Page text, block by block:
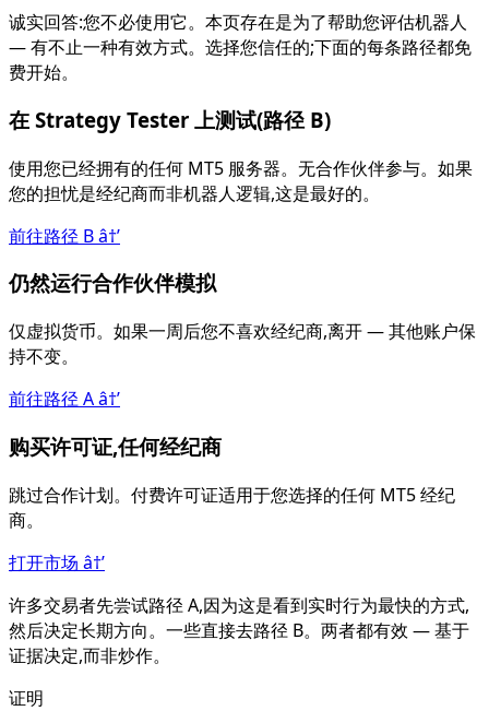
诚实回答:您不必使用它。本页存在是为了帮助您评估机器人
— 有不止一种有效方式。选择您信任的;下面的每条路径都免
费开始。
在 Strategy Tester 上测试(路径 B)
使用您已经拥有的任何 MT5 服务器。无合作伙伴参与。如果
您的担忧是经纪商而非机器人逻辑,这是最好的。
前往路径 Bâ†’
仍然运行合作伙伴模拟
仅虚拟货币。如果一周后您不喜欢经纪商,离开 — 其他账户保
持不变。
前往路径 Aâ†’
购买许可证,任何经纪商
跳过合作计划。付费许可证适用于您选择的任何 MT5 经纪
商。
打开市场 â†’
许多交易者先尝试路径 A,因为这是看到实时行为最快的方式,
然后决定长期方向。一些直接去路径 B。两者都有效 — 基于
证据决定,而非炒作。
证明